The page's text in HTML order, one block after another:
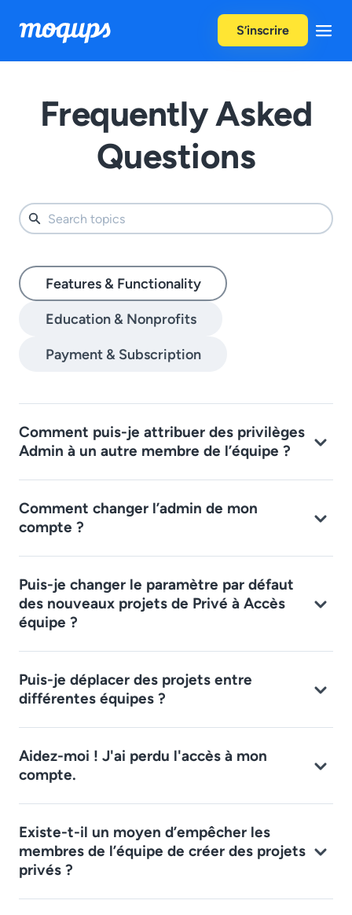
S’inscrire
Frequently Asked
Questions
Features & Functionality
Education & Nonprofits
Payment & Subscription
Comment puis-je attribuer des privilèges
Admin à un autre membre de l’équipe ?
Comment changer l’admin de mon
compte ?
Puis-je changer le paramètre par défaut
des nouveaux projets de Privé à Accès
équipe ?
Puis-je déplacer des projets entre
différentes équipes ?
Aidez-moi ! J'ai perdu l'accès à mon
compte.
Existe-t-il un moyen d’empêcher les
membres de l’équipe de créer des projets
privés ?